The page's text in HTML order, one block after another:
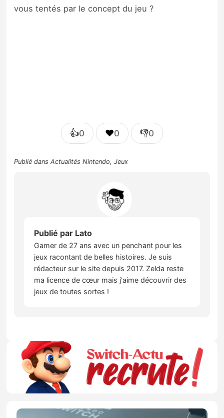
vous tentés par le concept du jeu ?
👍0 ❤️0 👎0
Publié dansActualités Nintendo,Jeux
Publié par Lato
Gamer de 27 ans avec un penchant pour les
jeux racontant de belles histoires. Je suis
rédacteur sur le site depuis 2017. Zelda reste
ma licence de cœur mais j'aime découvrir des
jeux de toutes sortes !